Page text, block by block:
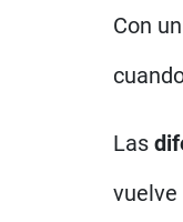
Con
Las
vuelve